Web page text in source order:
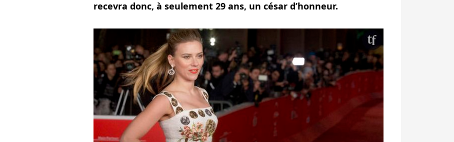
recevra donc, à seulement 29 ans, un césar d’honneur.